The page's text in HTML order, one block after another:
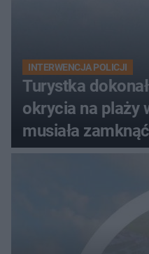
INTERWENCJA POLICJI
Turystka
okrycia na plaży
musiała